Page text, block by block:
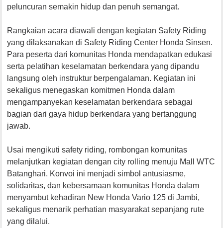
peluncuran semakin hidup dan penuh semangat.
Rangkaian acara diawali dengan kegiatan Safety Riding
yang dilaksanakan di Safety Riding Center Honda Sinsen.
Para peserta dari komunitas Honda mendapatkan edukasi
serta pelatihan keselamatan berkendara yang dipandu
langsung oleh instruktur berpengalaman. Kegiatan ini
sekaligus menegaskan komitmen Honda dalam
mengampanyekan keselamatan berkendara sebagai
bagian dari gaya hidup berkendara yang bertanggung
jawab.
Usai mengikuti safety riding, rombongan komunitas
melanjutkan kegiatan dengan city rolling menuju Mall WTC
Batanghari. Konvoi ini menjadi simbol antusiasme,
solidaritas, dan kebersamaan komunitas Honda dalam
menyambut kehadiran New Honda Vario 125 di Jambi,
sekaligus menarik perhatian masyarakat sepanjang rute
yang dilalui.